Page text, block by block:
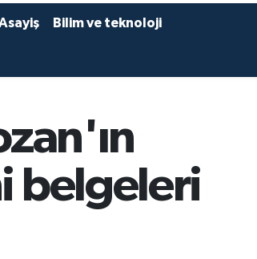
Bilim ve teknoloji
belgeleri